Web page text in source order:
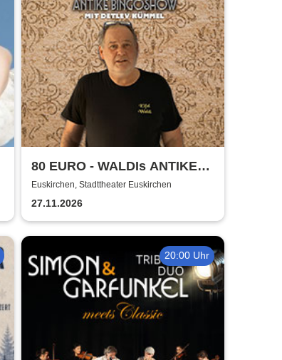
80 EURO - WALDIs ANTIKE
BINGOSHOW
Euskirchen, Stadttheater Euskirchen
27.11.2026
20:00 Uhr